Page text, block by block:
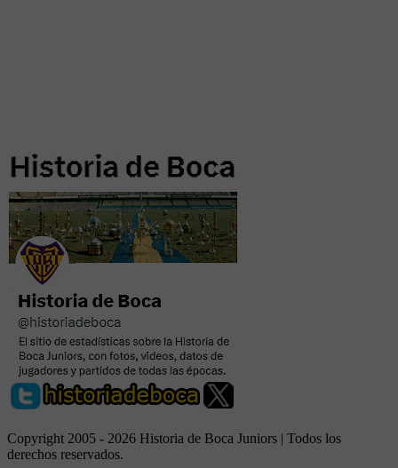
Copyright 2005 - 2026 Historia de Boca Juniors | Todos los
derechos reservados.